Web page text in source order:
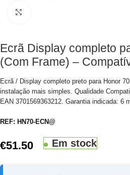
Ecrã Display completo
(Com Frame) –
Ecrã / Display completo preto para Honor
instalação mais simples. Qualidade
EAN 3701569363212. Garantia indicada: 6
REF: HN70-ECN@
€51.50 Em stock